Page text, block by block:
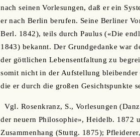
nach seinen Vorlesungen, daß er ein
er nach Berlin berufen. Seine Berliner
Berl. 1842), teils durch Paulus («Die
1843) bekannt. Der Grundgedanke war
der göttlichen Lebensentfaltung zu
somit nicht in der Aufstellung
die er durch die großen Gesichtspunkte
Vgl. Rosenkranz, S., Vorlesungen
der neuern Philosophie», Heidelb. 1872
Zusammenhang (Stuttg. 1875);